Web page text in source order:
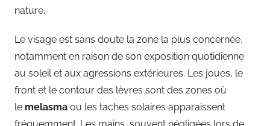
nature.
Le visage est sans doute la zone la plus concernée,
notamment en raison de son exposition quotidienne
au soleil et aux agressions extérieures. Les joues, le
front et le contour des lèvres sont des zones où
le melasma ou les taches solaires apparaissent
fréquemment. Les mains, souvent négligées lors de